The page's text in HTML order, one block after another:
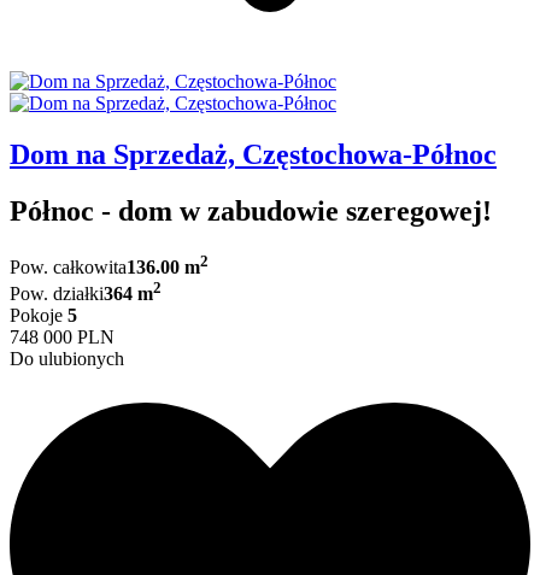
Dom na Sprzedaż, Częstochowa-Północ
Północ - dom w zabudowie szeregowej!
Pow. całkowita136.00 m2
Pow. działki364 m2
Pokoje 5
748 000 PLN
Do ulubionych